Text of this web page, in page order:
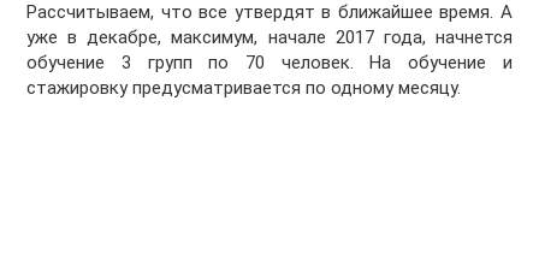
Рассчитываем, что все утвердят в ближайшее время. А
уже в декабре, максимум, начале 2017 года, начнется
обучение 3 групп по 70 человек. На обучение и
стажировку предусматривается по одному месяцу.